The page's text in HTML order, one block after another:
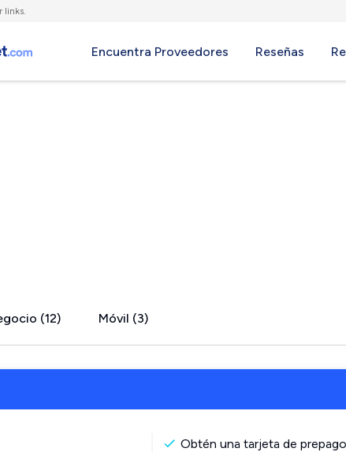
links.
Encuentra Proveedores Reseñas
(12) Móvil (3)
Obtén una tarjeta de